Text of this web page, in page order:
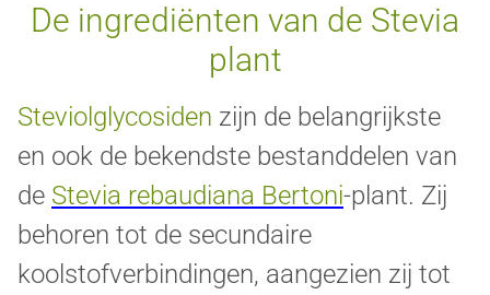
De ingrediënten van de Stevia
plant
Steviolglycosiden zijn de belangrijkste
en ook de bekendste bestanddelen van
de Stevia rebaudiana Bertoni-plant. Zij
behoren tot de secundaire
koolstofverbindingen, aangezien zij tot